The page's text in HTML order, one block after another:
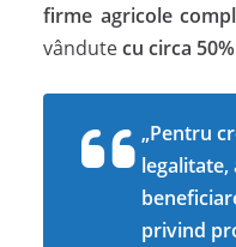
firme agricole
vândutecu circa
„Pentru
privind